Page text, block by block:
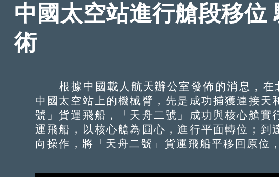
中國太空站進行艙段移位
術
根據中國載人航天辦公室發佈的消息，在
中國太空站上的機械臂，先是成功捕獲連接天
號」貨運飛船，「天舟二號」成功與核心艙實
運飛船，以核心艙為圓心，進行平面轉位；到
向操作，將「天舟二號」貨運飛船平移回原位